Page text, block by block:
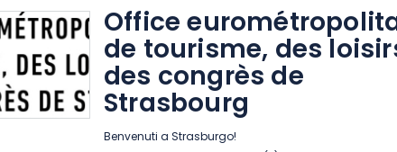
Office
de tourisme, des
des congrès de
Strasbourg
Benvenuti a Strasburgo!